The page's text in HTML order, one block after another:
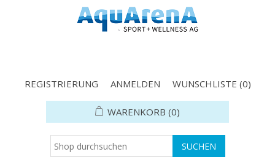
REGISTRIERUNG ANMELDEN WUNSCHLISTE (0)
WARENKORB (0)